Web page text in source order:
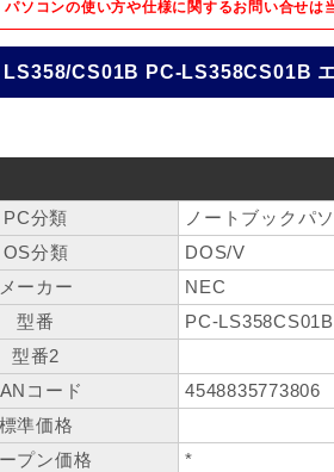
パソコンの使い方や仕様に関するお問い合せは
LS358/CS01B PC-LS358CS01B
PC分類
ノートブックパ
OS分類
DOS/V
メーカー
NEC
型番
PC-LS358CS01B
型番2
コード
4548835773806
標準価格
プン価格
*